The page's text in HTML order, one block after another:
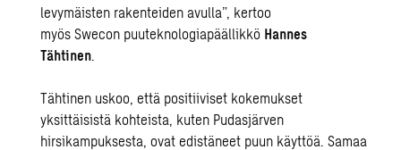
levymäisten rakenteiden avulla”, kertoo
myösSwecon puuteknologiapäällikkö Hannes
Tähtinen.
Tähtinen uskoo, että positiiviset kokemukset
yksittäisistä kohteista, kuten Pudasjärven
hirsikampuksesta, ovat edistäneet puun käyttöä. Samaa